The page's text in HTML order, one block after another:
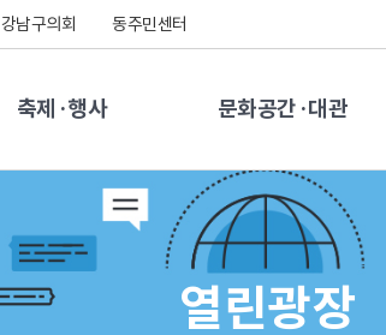
강남구의회 동주민센터
축제·행사 문화공간·대관
열린광장